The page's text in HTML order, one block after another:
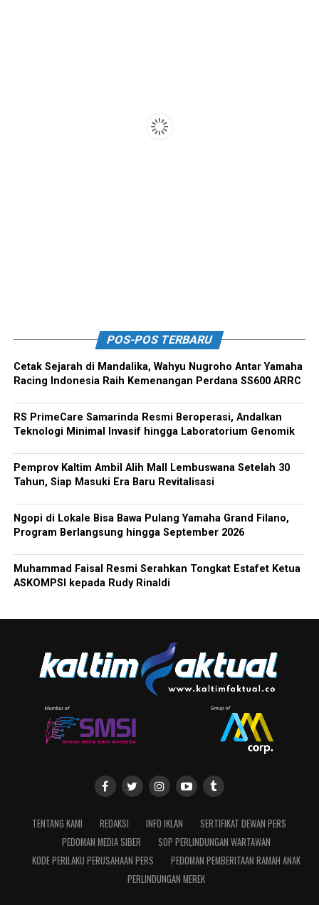
POS-POS TERBARU
Cetak Sejarah di Mandalika, Wahyu Nugroho Antar Yamaha
Racing Indonesia Raih Kemenangan Perdana SS600 ARRC
RS PrimeCare Samarinda Resmi Beroperasi, Andalkan
Teknologi Minimal Invasif hingga Laboratorium Genomik
Pemprov Kaltim Ambil Alih Mall Lembuswana Setelah 30
Tahun, Siap Masuki Era Baru Revitalisasi
Ngopi di Lokale Bisa Bawa Pulang Yamaha Grand Filano,
Program Berlangsung hingga September 2026
Muhammad Faisal Resmi Serahkan Tongkat Estafet Ketua
ASKOMPSI kepada Rudy Rinaldi
TENTANG KAMI REDAKSI INFO IKLAN
SERTIFIKAT DEWAN PERS
PEDOMAN MEDIA SIBER
SOP PERLINDUNGAN WARTAWAN
KODE PERILAKU PERUSAHAAN PERS
PEDOMAN PEMBERITAAN RAMAH ANAK
PERLINDUNGAN MEREK